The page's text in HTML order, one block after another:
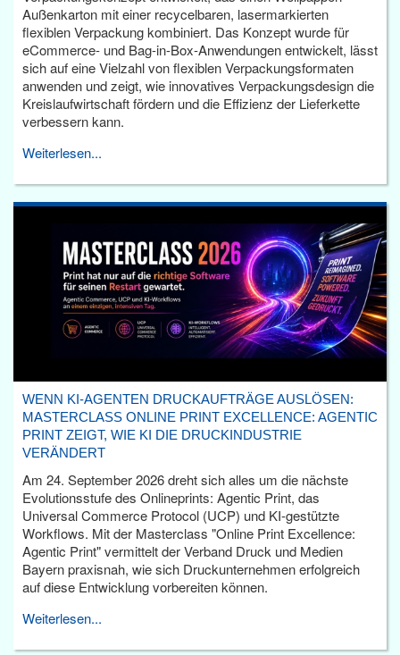
Außenkarton mit einer recycelbaren, lasermarkierten
flexiblen Verpackung kombiniert. Das Konzept wurde für
eCommerce- und Bag-in-Box-Anwendungen entwickelt, lässt
sich auf eine Vielzahl von flexiblen Verpackungsformaten
anwenden und zeigt, wie innovatives Verpackungsdesign die
Kreislaufwirtschaft fördern und die Effizienz der Lieferkette
verbessern kann.
Weiterlesen...
WENN KI-AGENTEN DRUCKAUFTRÄGE AUSLÖSEN:
MASTERCLASS ONLINE PRINT EXCELLENCE: AGENTIC
PRINT ZEIGT, WIE KI DIE DRUCKINDUSTRIE
VERÄNDERT
Am 24. September 2026 dreht sich alles um die nächste
Evolutionsstufe des Onlineprints: Agentic Print, das
Universal Commerce Protocol (UCP) und KI-gestützte
Workflows. Mit der Masterclass "Online Print Excellence:
Agentic Print" vermittelt der Verband Druck und Medien
Bayern praxisnah, wie sich Druckunternehmen erfolgreich
auf diese Entwicklung vorbereiten können.
Weiterlesen...